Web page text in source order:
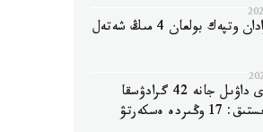
شىلدەدە شەكارادان وتپەك بولعان 4 مىڭ شەتەل
نايزاعاي، شاڭدى داۋىل جانە 42 گرادۋسقا
دەيىنگى اپتاپ ىستىق: 17 وڭىردە ەسكەرتۋ